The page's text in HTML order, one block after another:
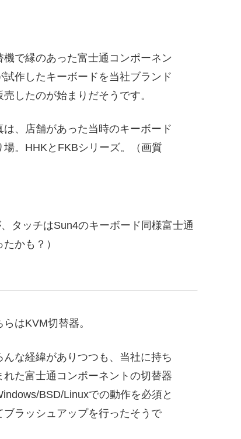
機で縁のあった富士通コンポーネン
試作したキーボードを当社ブランド
売したのが始まりだそうです。
は、店舗があった当時のキーボード
場。HHKとFKBシリーズ。（画質
タッチはSun4のキーボード同様富士通
かも？）
らはKVM切替器。
んな経緯がありつつも、当社に持ち
れた富士通コンポーネントの切替器
BSD/Linuxでの動作を必須と
ブラッシュアップを行ったそうで